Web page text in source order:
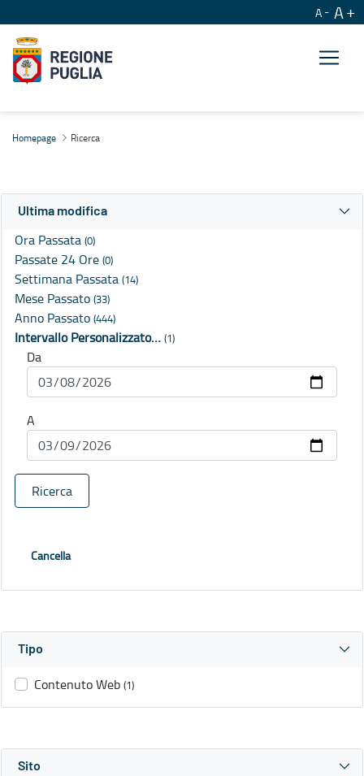
A A
Homepage Ricerca
Ultima modifica
Ora Passata (0)
Passate 24 Ore (0)
Settimana Passata (14)
Mese Passato (33)
Anno Passato (444)
Intervallo Personalizzato… (1)
Da
A
Ricerca
Cancella
Tipo
Contenuto Web (1)
Sito